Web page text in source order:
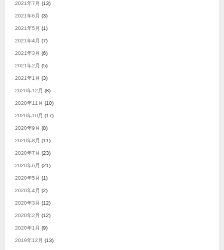
2021年7月 (13)
2021年6月 (3)
2021年5月 (1)
2021年4月 (7)
2021年3月 (6)
2021年2月 (5)
2021年1月 (3)
2020年12月 (8)
2020年11月 (10)
2020年10月 (17)
2020年9月 (8)
2020年8月 (11)
2020年7月 (23)
2020年6月 (21)
2020年5月 (1)
2020年4月 (2)
2020年3月 (12)
2020年2月 (12)
2020年1月 (9)
2019年12月 (13)